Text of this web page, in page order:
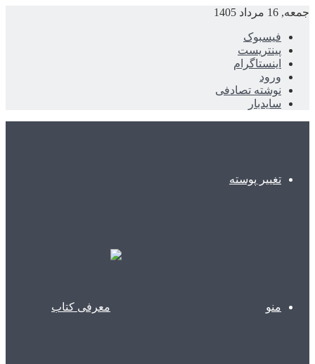
جمعه, 16 مرداد 1405
فیسبوک
پینتریست
اینستاگرام
ورود
نوشته تصادفی
سایدبار
تغییر پوسته
منو